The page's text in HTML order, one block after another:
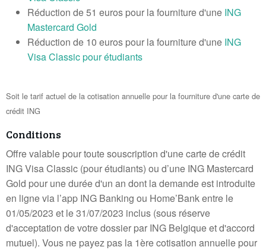
Réduction de 51 euros pour la fourniture d'une ING
Mastercard Gold
Réduction de 10 euros pour la fourniture d'une ING
Visa Classic pour étudiants
Soit le tarif actuel de la cotisation annuelle pour la fourniture d'une carte de
crédit ING
Conditions
Offre valable pour toute souscription d'une carte de crédit
ING Visa Classic (pour étudiants) ou d’une ING Mastercard
Gold pour une durée d'un an dont la demande est introduite
en ligne via l’app ING Banking ou Home’Bank entre le
01/05/2023 et le 31/07/2023 inclus (sous réserve
d'acceptation de votre dossier par ING Belgique et d'accord
mutuel). Vous ne payez pas la 1ère cotisation annuelle pour